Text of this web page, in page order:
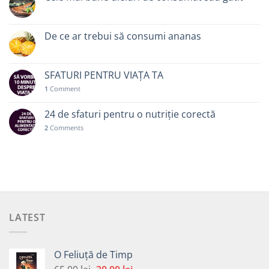
De ce ar trebui să consumi ananas
SFATURI PENTRU VIAȚA TA
1 Comment
24 de sfaturi pentru o nutriție corectă
2 Comments
LATEST
O Feliuță de Timp